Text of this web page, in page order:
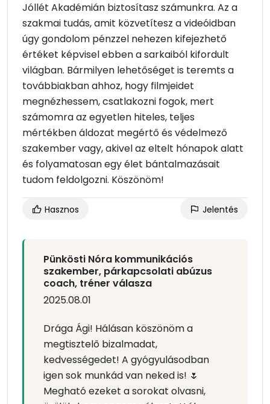
Jóllét Akadémián biztosítasz számunkra. Az a
szakmai tudás, amit közvetítesz a videóidban
úgy gondolom pénzzel nehezen kifejezhető
értéket képvisel ebben a sarkaiból kifordult
világban. Bármilyen lehetőséget is teremts a
továbbiakban ahhoz, hogy filmjeidet
megnézhessem, csatlakozni fogok, mert
számomra az egyetlen hiteles, teljes
mértékben áldozat megértő és védelmező
szakember vagy, akivel az eltelt hónapok alatt
és folyamatosan egy élet bántalmazásait
tudom feldolgozni. Köszönöm!
Hasznos Jelentés
Pünkösti Nóra kommunikációs
szakember, párkapcsolati abúzus
coach, tréner válasza
2025.08.01
Drága Ági! Hálásan köszönöm a
megtisztelő bizalmadat,
kedvességedet! A gyógyulásodban
igen sok munkád van neked is! 🌷
Megható ezeket a sorokat olvasni,